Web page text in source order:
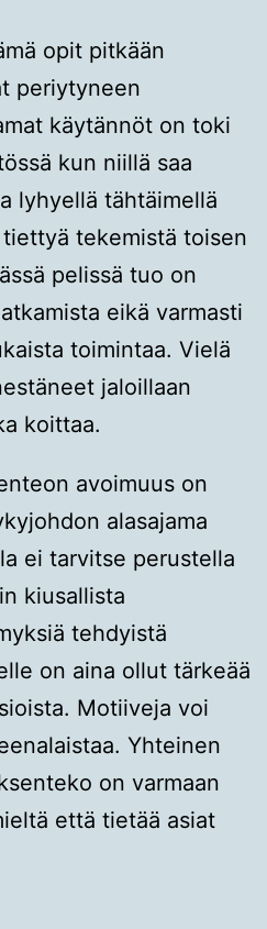
opit pitkään
periytyneen
käytännöt on toki
kun niillä saa
lyhyellä tähtäimellä
tekemistä toisen
pelissä tuo on
eikä varmasti
toimintaa. Vielä
jaloillaan
koittaa.
avoimuus on
alasajama
ei tarvitse perustella
kiusallista
tehdyistä
on aina ollut tärkeää
Motiiveja voi
Yhteinen
on varmaan
että tietää asiat